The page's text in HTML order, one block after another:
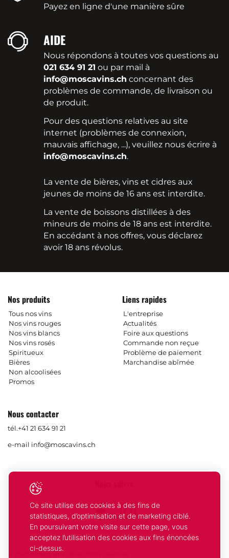
Payez en ligne d'une manière sûre
AIDE
Nous répondons à toutes vos questions au
021 634 91 21 ou par mail à
info@moscavins.ch concernant des
problèmes de commande, de livraison ou
de produit.
Pour des questions relatives au site
internet (problèmes de connexion,
mauvais affichage, ...), veuillez nous écrire à
info@moscavins.ch.
La vente de bières, vins et cidres aux
jeunes de moins de 16 ans est interdite.
La vente de boissons distillées à des
mineurs de moins de 18 ans est interdite.
En accédant à nos offres, vous déclarez
avoir 18 ans révolus.
Nos produits
Tous nos vins
Nos vins rouges
Nos vins blancs
Nos vins rosés
Spiritueux
Bières
Non alcoolisées
Promos
Liens rapides
L'entreprise
Actualités
Foire aux questions
Commande non reçue
Problème de paiement
Marchandise abîmée
Nous contacter
tél.+41 21 634 91 21
e-mail info@moscavins.ch
Facebook
Instagram
© 2026 Mosca Vins. Tous droits réservés
Ce site utilise des cookies à des fins de
statistiques, d’optimisation et de marketing ciblé.
En poursuivant votre visite sur cette page, vous
acceptez l’utilisation des cookies aux fins énoncées
ci-dessus.